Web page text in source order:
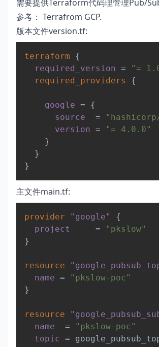
需要提供Terraform代码理管理Pub/
参考： Terrafrom GCP.
版本文件version.tf:
terraform
{
required_version =
"=
required_providers
{
google =
{
source
=
version =
"= 4.0.0"
}
}
}
主文件main.tf:
provider "google" {
project
=
"pkslow"
}
resource
name =
"pkslow-poc"
}
resource
name
=
"pkslow-poc"
topic =